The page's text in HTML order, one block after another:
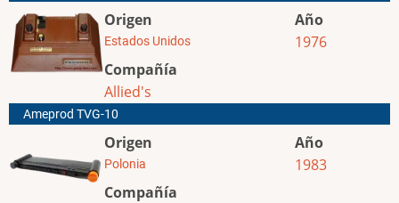
Origen
Estados Unidos
Compañía
Allied's
Año
1976
Ameprod TVG-10
Origen
Polonia
Compañía
Año
1983